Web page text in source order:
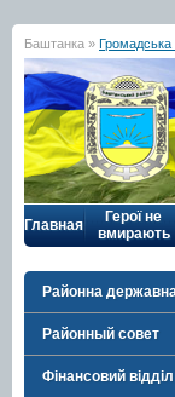
Баштанка » Громадська
Главная
Герої не
вмирають
Районна державна
Районный совет
Фінансовий відділ